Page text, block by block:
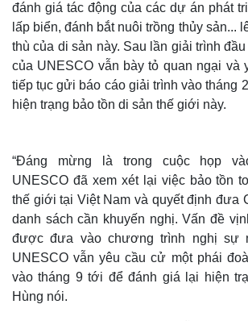
đánh giá tác động của các dự án phát
lấp biển, đánh bắt nuôi trồng thủy sản...
thù của di sản này. Sau lần giải trình
của UNESCO vẫn bày tỏ quan ngại và
tiếp tục gửi báo cáo giải trình vào tháng
hiện trạng bảo tồn di sản thế giới này.
“Đáng mừng là trong cuộc họp
UNESCO đã xem xét lại việc bảo tồn
thế giới tại Việt Nam và quyết định đưa
danh sách cần khuyến nghị. Vấn đề
được đưa vào chương trình nghị sự
UNESCO vẫn yêu cầu cử một phái
vào tháng 9 tới để đánh giá lại hiện
Hùng nói.